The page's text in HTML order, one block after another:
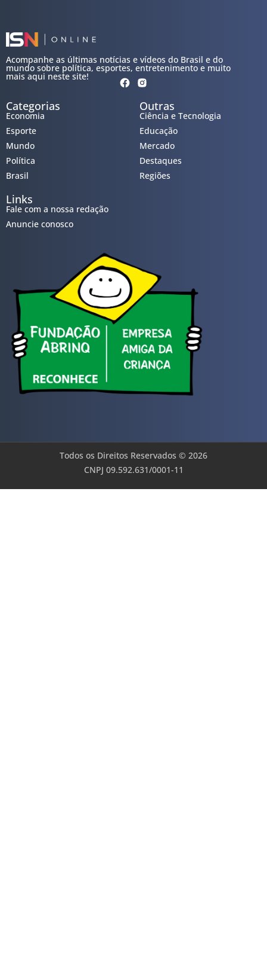
Acompanhe as últimas notícias e vídeos do Brasil e do
mundo sobre política, esportes, entretenimento e muito
mais aqui neste site!
Categorias
Economia
Esporte
Mundo
Política
Brasil
Outras
Ciência e Tecnologia
Educação
Mercado
Destaques
Regiões
Links
Fale com a nossa redação
Anuncie conosco
Todos os Direitos Reservados © 2026
CNPJ 09.592.631/0001-11